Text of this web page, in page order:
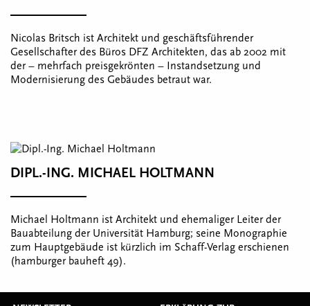
Nicolas Britsch ist Architekt und geschäftsführender
Gesellschafter des Büros DFZ Architekten, das ab 2002 mit
der – mehrfach preisgekrönten – Instandsetzung und
Modernisierung des Gebäudes betraut war.
DIPL.-ING. MICHAEL HOLTMANN
Michael Holtmann ist Architekt und ehemaliger Leiter der
Bauabteilung der Universität Hamburg; seine Monographie
zum Hauptgebäude ist kürzlich im Schaff-Verlag erschienen
(hamburger bauheft 49).